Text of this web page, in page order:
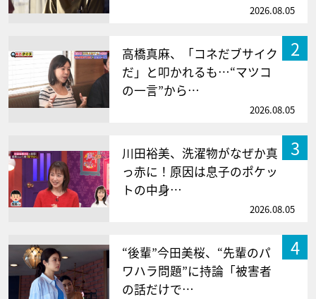
2026.08.05
2
高橋真麻、「コネだブサイク
だ」と叩かれるも…“マツコ
の一言”から…
2026.08.05
3
川田裕美、洗濯物がなぜか真
っ赤に！原因は息子のポケッ
トの中身…
2026.08.05
4
“後輩”今田美桜、“先輩のパ
ワハラ問題”に持論「被害者
の話だけで…